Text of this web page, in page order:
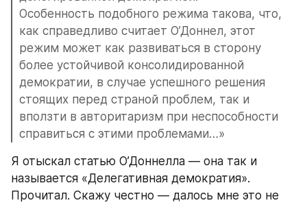
Особенность подобного режима такова, что,
как справедливо считает О’Доннел, этот
режим может как развиваться в сторону
более устойчивой консолидированной
демократии, в случае успешного решения
стоящих перед страной проблем, так и
вползти в авторитаризм при неспособности
справиться с этими проблемами…»
Я отыскал статью О’Доннелла — она так и
называется «Делегативная демократия».
Прочитал. Скажу честно — далось мне это не